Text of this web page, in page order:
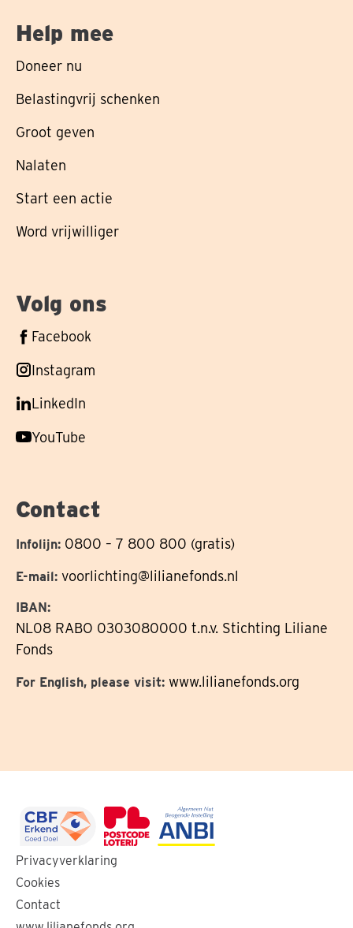
Help mee
Doneer nu
Belastingvrij schenken
Groot geven
Nalaten
Start een actie
Word vrijwilliger
Volg ons
Volg
op
Facebook
Volg
op
Instagram
Volg
op
LinkedIn
Volg
YouTube
Contact
Infolijn: 0800 – 7 800 800 (gratis)
E-mail: voorlichting@lilianefonds.nl
IBAN:
NL08 RABO 0303080000 t.n.v. Stichting Liliane
Fonds
For English, please visit: www.lilianefonds.org
Ga
naar
de
website
Ga
website
Privacyverklaring
Cookies
Contact